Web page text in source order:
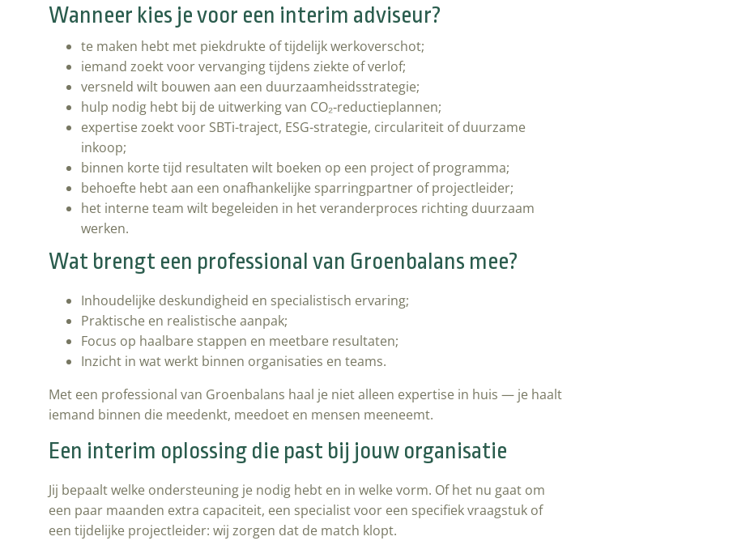
Wanneer kies je voor een interim adviseur?
te maken hebt met piekdrukte of tijdelijk werkoverschot;
iemand zoekt voor vervanging tijdens ziekte of verlof;
versneld wilt bouwen aan een duurzaamheidsstrategie;
hulp nodig hebt bij de uitwerking van CO₂‑reductieplannen;
expertise zoekt voor SBTi-traject, ESG-strategie, circulariteit of duurzame
inkoop;
binnen korte tijd resultaten wilt boeken op een project of programma;
behoefte hebt aan een onafhankelijke sparringpartner of projectleider;
het interne team wilt begeleiden in het veranderproces richting duurzaam
werken.
Wat brengt een professional van Groenbalans mee?
Inhoudelijke deskundigheid en specialistisch ervaring;
Praktische en realistische aanpak;
Focus op haalbare stappen en meetbare resultaten;
Inzicht in wat werkt binnen organisaties en teams.
Met een professional van Groenbalans haal je niet alleen expertise in huis — je haalt
iemand binnen die meedenkt, meedoet en mensen meeneemt.
Een interim oplossing die past bij jouw organisatie
Jij bepaalt welke ondersteuning je nodig hebt en in welke vorm. Of het nu gaat om
een paar maanden extra capaciteit, een specialist voor een specifiek vraagstuk of
een tijdelijke projectleider: wij zorgen dat de match klopt.